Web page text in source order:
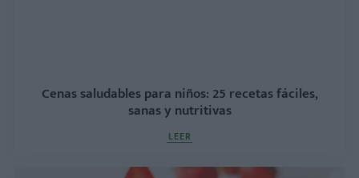
Cenas saludables para niños: 25 recetas fáciles,
sanas y nutritivas
LEER